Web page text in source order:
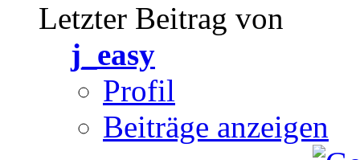
Letzter Beitrag von
j_easy
Profil
Beiträge anzeigen